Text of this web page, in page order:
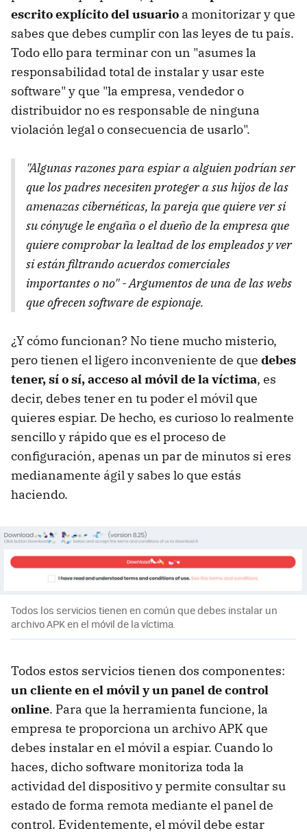
escrito explícito del usuario a monitorizar y que
sabes que debes cumplir con las leyes de tu país.
Todo ello para terminar con un "asumes la
responsabilidad total de instalar y usar este
software" y que "la empresa, vendedor o
distribuidor no es responsable de ninguna
violación legal o consecuencia de usarlo".
"Algunas razones para espiar a alguien podrían ser
que los padres necesiten proteger a sus hijos de las
amenazas cibernéticas, la pareja que quiere ver si
su cónyuge le engaña o el dueño de la empresa que
quiere comprobar la lealtad de los empleados y ver
si están filtrando acuerdos comerciales
importantes o no" - Argumentos de una de las webs
que ofrecen software de espionaje.
¿Y cómo funcionan? No tiene mucho misterio,
pero tienen el ligero inconveniente de que debes
tener, sí o sí, acceso al móvil de la víctima, es
decir, debes tener en tu poder el móvil que
quieres espiar. De hecho, es curioso lo realmente
sencillo y rápido que es el proceso de
configuración, apenas un par de minutos si eres
medianamente ágil y sabes lo que estás
haciendo.
Todos los servicios tienen en común que debes instalar un
archivo APK en el móvil de la víctima.
Todos estos servicios tienen dos componentes:
un cliente en el móvil y un panel de control
online. Para que la herramienta funcione, la
empresa te proporciona un archivo APK que
debes instalar en el móvil a espiar. Cuando lo
haces, dicho software monitoriza toda la
actividad del dispositivo y permite consultar su
estado de forma remota mediante el panel de
control. Evidentemente, el móvil debe estar